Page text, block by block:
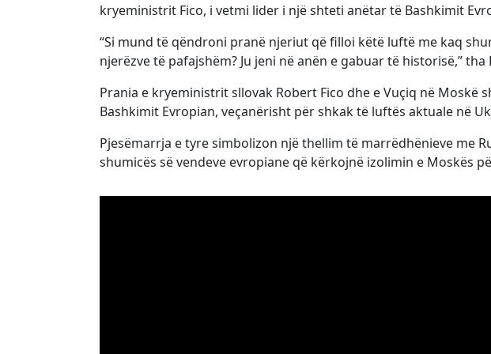
kryeministrit Fico, i vetmi lider i një shteti anëtar të Bashkimit
“Si mund të qëndroni pranë njeriut që filloi këtë luftë me kaq
njerëzve të pafajshëm? Ju jeni në anën e gabuar të historisë,” tha
Prania e kryeministrit sllovak Robert Fico dhe e Vuçiq në Moskë
Bashkimit Evropian, veçanërisht për shkak të luftës aktuale në
Pjesëmarrja e tyre simbolizon një thellim të marrëdhënieve me
shumicës së vendeve evropiane që kërkojnë izolimin e Moskës